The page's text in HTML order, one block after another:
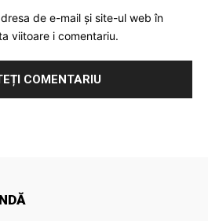
de e-mail și site-ul web în
viitoare i comentariu.